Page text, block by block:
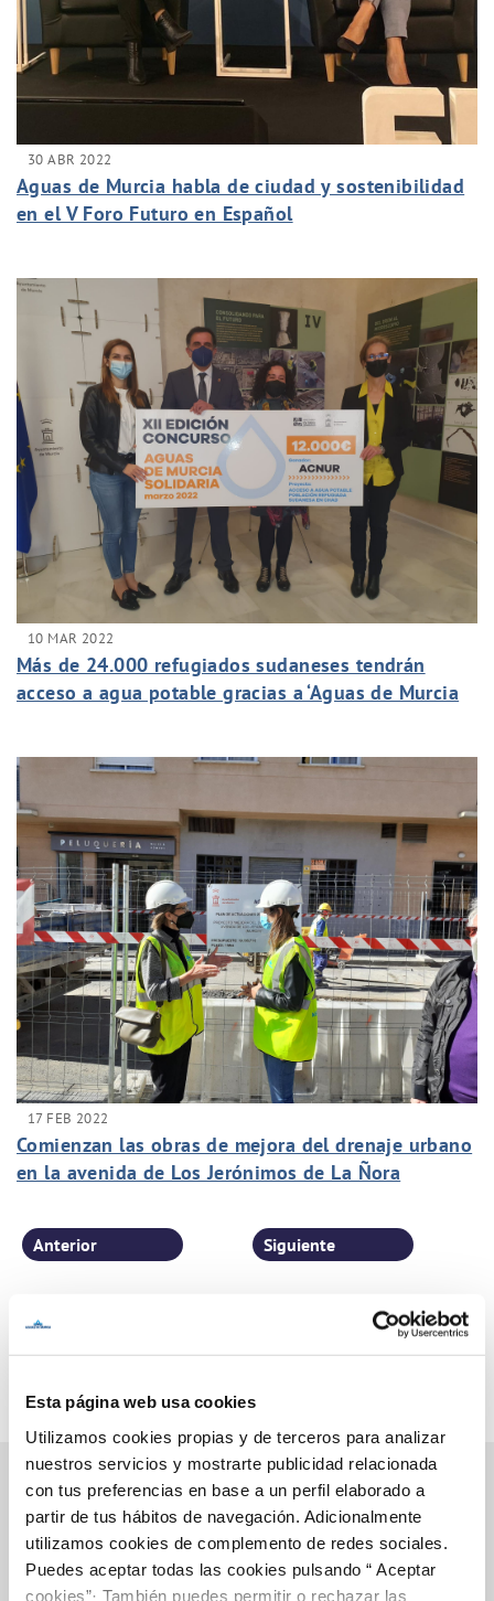
Esta página web usa cookies
Utilizamos cookies propias y de terceros para analizar
nuestros servicios y mostrarte publicidad relacionada
con tus preferencias en base a un perfil elaborado a
partir de tus hábitos de navegación. Adicionalmente
utilizamos cookies de complemento de redes sociales.
Puedes aceptar todas las cookies pulsando “ Aceptar
cookies”· También puedes permitir o rechazar las
30 ABR 2022
Aguas de Murcia habla de ciudad y sostenibilidad
en el V Foro Futuro en Español
10 MAR 2022
Más de 24.000 refugiados sudaneses tendrán
acceso a agua potable gracias a ‘Aguas de Murcia
17 FEB 2022
Comienzan las obras de mejora del drenaje urbano
en la avenida de Los Jerónimos de La Ñora
Página 26 de 77
Anterior Siguiente
Inicio